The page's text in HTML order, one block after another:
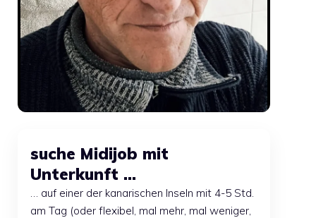
suche Midijob mit
Unterkunft …
… auf einer der kanarischen Inseln mit 4-5 Std.
am Tag (oder flexibel, mal mehr, mal weniger,